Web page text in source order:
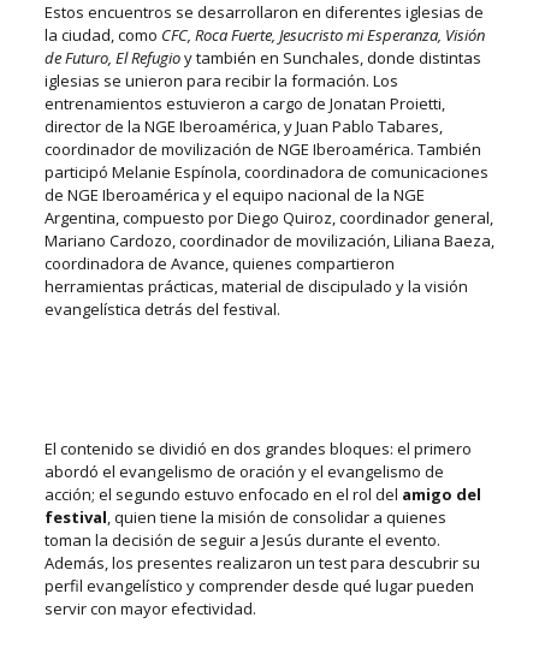
Estos encuentros se desarrollaron en diferentes iglesias de
la ciudad, como CFC, Roca Fuerte, Jesucristo mi Esperanza, Visión
de Futuro, El Refugioy también en Sunchales, donde distintas
iglesias se unieron para recibir la formación. Los
entrenamientos estuvieron a cargo de Jonatan Proietti,
director de la NGE Iberoamérica, y Juan Pablo Tabares,
coordinador de movilización de NGE Iberoamérica. También
participó Melanie Espínola, coordinadora de comunicaciones
de NGE Iberoamérica yel equipo nacional de la NGE
Argentina, compuesto por Diego Quiroz, coordinador general,
Mariano Cardozo, coordinador de movilización, Liliana Baeza,
coordinadora de Avance, quienes compartieron
herramientas prácticas, material de discipulado y la visión
evangelística detrás del festival.
El contenido se dividió en dos grandes bloques: el primero
abordó el evangelismo de oración y el evangelismo de
acción; el segundo estuvo enfocado en el rol del amigo del
festival, quien tiene la misión de consolidar a quienes
toman la decisión de seguir a Jesús durante el evento.
Además, los presentes realizaron un test para descubrir su
perfil evangelístico y comprender desde qué lugar pueden
servir con mayor efectividad.